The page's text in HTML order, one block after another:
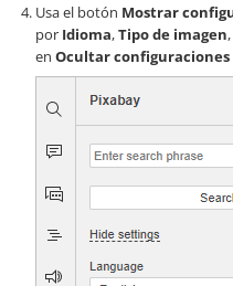
Usa el botón Mostrar
por Idioma,Tipo de imagen,
en Ocultar configuraciones